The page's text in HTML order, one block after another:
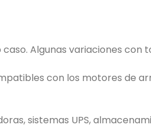
Algunas variaciones con
con los motores de
sistemas UPS,